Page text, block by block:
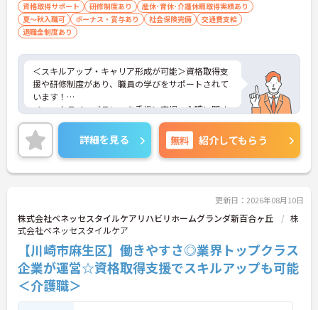
資格取得サポート
研修制度あり
産休･育休･介護休暇取得実績あり
夏～秋入職可
ボーナス・賞与あり 社会保険完備
交通費支給
退職金制度あり
＜スキルアップ・キャリア形成が可能＞資格取得支
援や研修制度があり、職員の学びをサポートされて
います！
＜ワークライフバランスを重視＞育児・介護に関す
る制度や社宅制度、各種手当など、長く安心して働
きやすい環境が整っています。
＜寄り添ったケアの実施＞利用者さまに深く寄り添
ったサービスの提供を目指し、職員の専門性を高め
るような人材育成にも注力されています。
詳細をお話ししますのでお気軽にご相談ください！
詳細を見る 無料 紹介してもらう
更新日：2026年08月10日
株式会社ベネッセスタイルケアリハビリホームグランダ新百合ヶ丘
株
式会社ベネッセスタイルケア
【川崎市麻生区】働きやすさ◎業界トップクラス
企業が運営☆資格取得支援でスキルアップも可能
＜介護職＞